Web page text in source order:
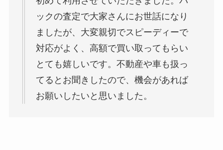
ックの査定で大家さんにお世話になり
ましたが、大変親切でスピーディーで
対応がよく、高額で買い取ってもらい
とても嬉しいです。不動産や車も扱っ
てるとお聞きしたので、機会があれば
お願いしたいと思いました。